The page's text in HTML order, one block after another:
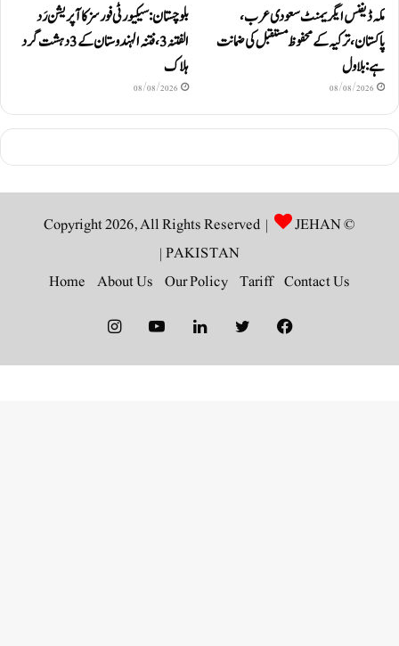
مکہ ڈیفنس ایگریمنٹ سعودی عرب،
پاکستان، ترکیہ کے محفوظ مستقبل کی ضمانت
ہے: بلاول
08/08/2026
بلوچستان: سیکیورٹی فورسز کا آپریشن رَد
الفتنہ 3، فتنہ الہندوستان کے 3 دہشت گرد
ہلاک
08/08/2026
© Copyright 2026, All Rights Reserved |
JEHAN
PAKISTAN
|
Contact Us
Tariff
Our Policy
About Us
Home
Facebook
Twitter
LinkedIn
YouTube
Instagram